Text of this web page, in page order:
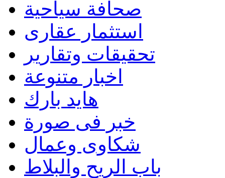
صحافة سياحية
استثمار عقارى
تحقيقات وتقارير
اخبار متنوعة
هايد بارك
خبر فى صورة
شكاوى وعمال
باب الريح والبلاط